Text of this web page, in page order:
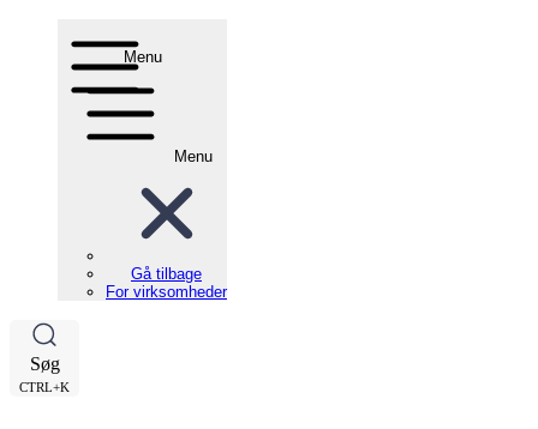
Menu
Menu
Gå tilbage
For virksomheder
Søg
CTRL+K